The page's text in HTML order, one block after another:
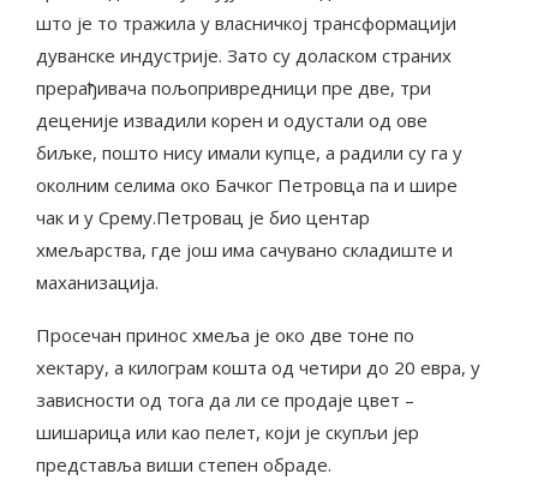
што је то тражила у власничкој трансформацији
дуванске индустрије. Зато су доласком страних
прерађивача пољопривредници пре две, три
деценије извадили корен и одустали од ове
биљке, пошто нису имали купце, а радили су га у
околним селима око Бачког Петровца па и шире
чак и у Срему.Петровац је био центар
хмељарства, где још има сачувано складиште и
маханизација.
Просечан принос хмеља је око две тоне по
хектару, а килограм кошта од четири до 20 евра, у
зависности од тога да ли се продаје цвет –
шишарица или као пелет, који је скупљи јер
представља виши степен обраде.